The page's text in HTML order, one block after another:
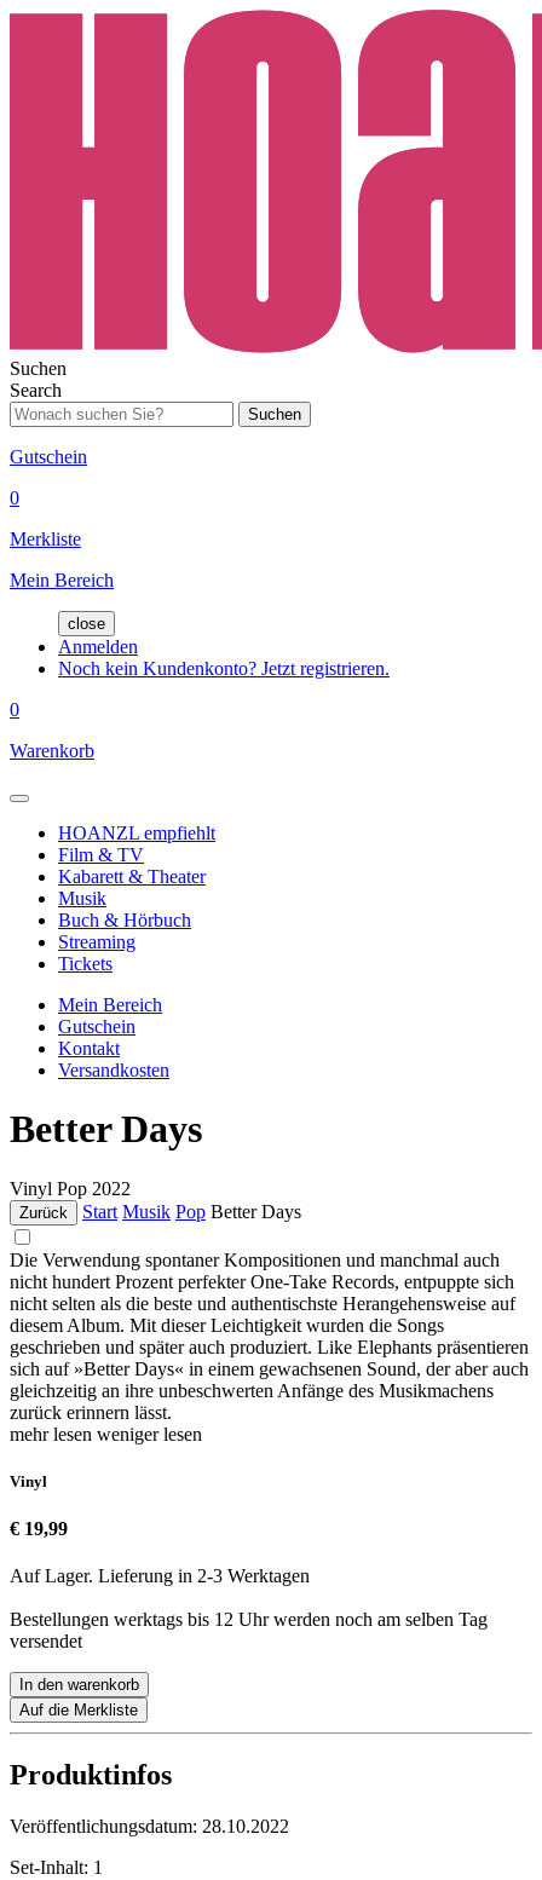
Suchen
Search
Suchen
Gutschein
0
Merkliste
Mein Bereich
close
Anmelden
Noch kein Kundenkonto? Jetzt registrieren.
0
Warenkorb
HOANZL empfiehlt
Film & TV
Kabarett & Theater
Musik
Buch & Hörbuch
Streaming
Tickets
Mein Bereich
Gutschein
Kontakt
Versandkosten
Better Days
Vinyl Pop 2022
Zurück Start Musik Pop Better Days
Die Verwendung spontaner Kompositionen und manchmal auch
nicht hundert Prozent perfekter One-Take Records, entpuppte sich
nicht selten als die beste und authentischste Herangehensweise auf
diesem Album. Mit dieser Leichtigkeit wurden die Songs
geschrieben und später auch produziert. Like Elephants präsentieren
sich auf »Better Days« in einem gewachsenen Sound, der aber auch
gleichzeitig an ihre unbeschwerten Anfänge des Musikmachens
zurück erinnern lässt.
mehr lesen weniger lesen
Vinyl
€ 19,99
Auf Lager. Lieferung in 2-3 Werktagen
Bestellungen werktags bis 12 Uhr werden noch am selben Tag
versendet
In den warenkorb
Auf die Merkliste
Produktinfos
Veröffentlichungsdatum: 28.10.2022
Set-Inhalt: 1